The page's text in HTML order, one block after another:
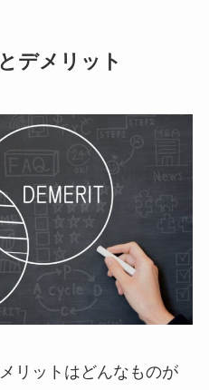
デメリット
リットはどんなものが